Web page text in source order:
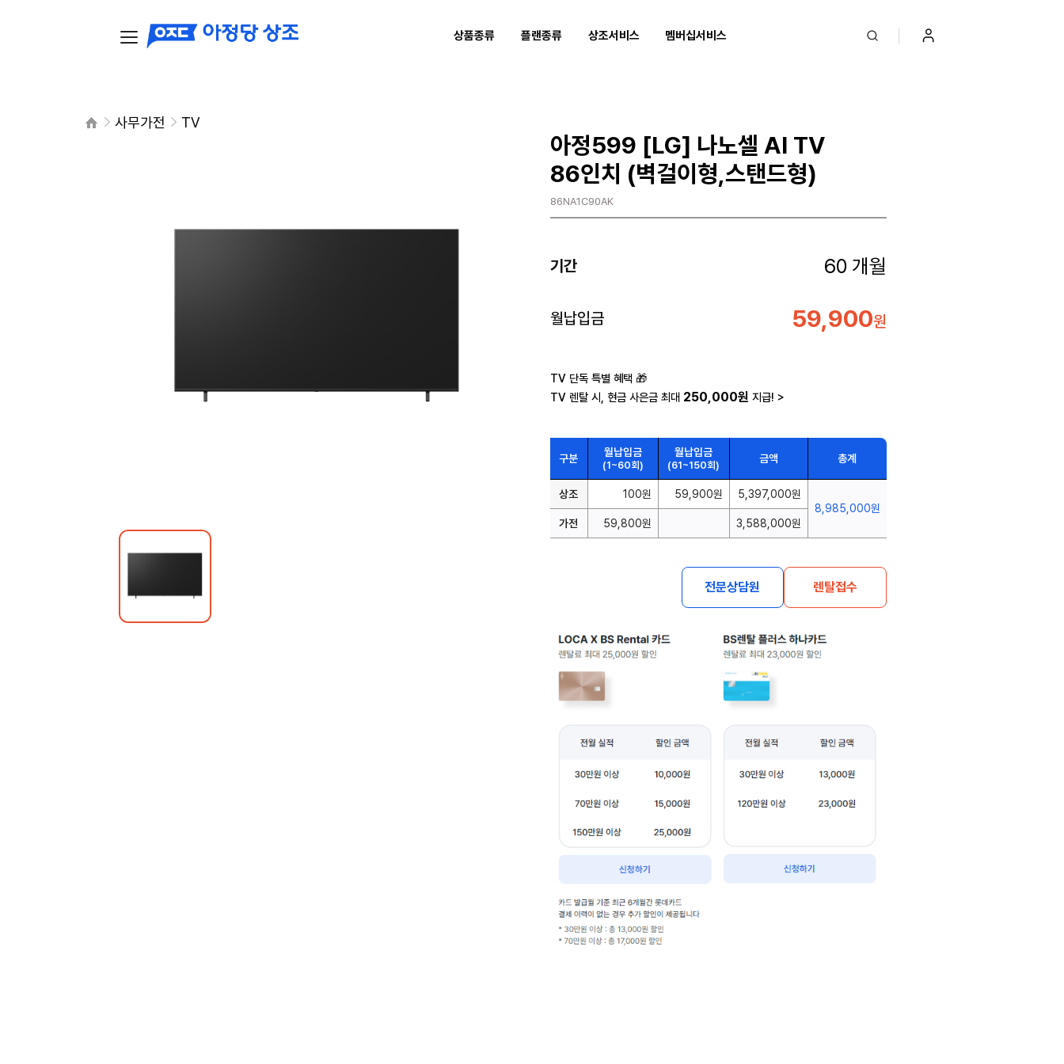
상품종류 플랜종류 상조서비스 멤버십서비스
사무가전 TV
아정599 [LG] 나노셀 AI TV
86인치 (벽걸이형,스탠드형)
86NA1C90AK
기간 60 개월
월납입금 59,900원
TV 단독 특별 혜택 🎁
TV 렌탈 시, 현금 사은금 최대 250,000원 지급! >
구분 월납입금
(1~60회)
월납입금
(61~150회)
금액 총계
상조 100원 59,900원
5,397,000원
8,985,000원
가전
59,800원 3,588,000원
전문상담원 렌탈접수